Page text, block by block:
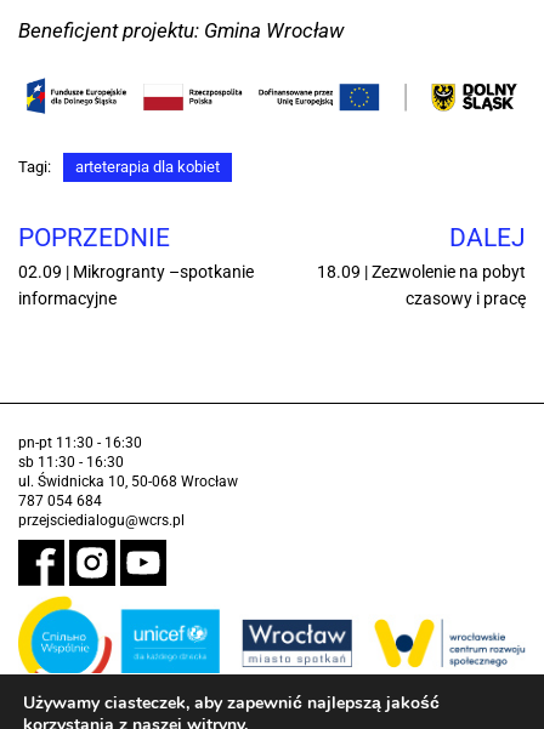
Beneficjent projektu: Gmina Wrocław
Tagi: arteterapia dla kobiet
POPRZEDNIE
02.09 | Mikrogranty –spotkanie
informacyjne
DALEJ
18.09 | Zezwolenie na pobyt
czasowy i pracę
pn-pt 11:30 - 16:30
sb 11:30 - 16:30
ul. Świdnicka 10, 50-068 Wrocław
787 054 684
przejsciedialogu@wcrs.pl
Zadanie realizowane ze środków Gminy Wrocław w partnerstwie z
Używamy ciasteczek, aby zapewnić najlepszą jakość